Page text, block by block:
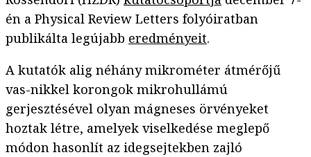
én a Physical Review Letters folyóiratban
publikálta legújabb eredményeit.
A kutatók alig néhány mikrométer átmérőjű
vas-nikkel korongok mikrohullámú
gerjesztésével olyan mágneses örvényeket
hoztak létre, amelyek viselkedése meglepő
módon hasonlít az idegsejtekben zajló